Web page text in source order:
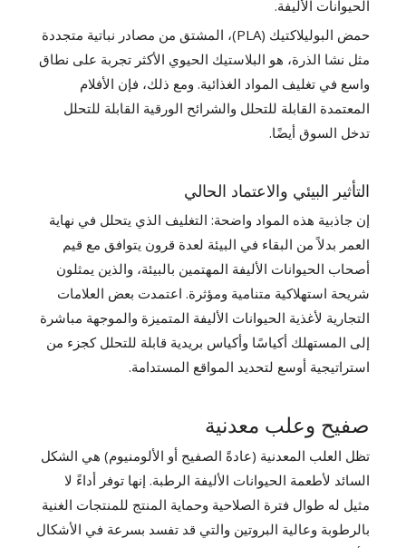
الحيوانات الأليفة.
حمض البوليلاكتيك (PLA)، المشتق من مصادر نباتية متجددة
مثل نشا الذرة، هو البلاستيك الحيوي الأكثر تجربة على نطاق
واسع في تغليف المواد الغذائية. ومع ذلك، فإن الأفلام
المعتمدة القابلة للتحلل والشرائح الورقية القابلة للتحلل
تدخل السوق أيضًا.
التأثير البيئي والاعتماد الحالي
إن جاذبية هذه المواد واضحة: التغليف الذي يتحلل في نهاية
العمر بدلاً من البقاء في البيئة لعدة قرون يتوافق مع قيم
أصحاب الحيوانات الأليفة المهتمين بالبيئة، والذين يمثلون
شريحة استهلاكية متنامية ومؤثرة. اعتمدت بعض العلامات
التجارية لأغذية الحيوانات الأليفة المتميزة والموجهة مباشرة
إلى المستهلك أكياسًا وأكياس بريدية قابلة للتحلل كجزء من
استراتيجية أوسع لتحديد المواقع المستدامة.
صفيح وعلب معدنية
تظل العلب المعدنية (عادةً الصفيح أو الألومنيوم) هي الشكل
السائد لأطعمة الحيوانات الأليفة الرطبة. إنها توفر أداءً لا
مثيل له طوال فترة الصلاحية وحماية المنتج للمنتجات الغنية
بالرطوبة وعالية البروتين والتي قد تفسد بسرعة في الأشكال